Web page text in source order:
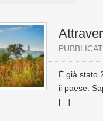
È già stato
il paese.
[...]